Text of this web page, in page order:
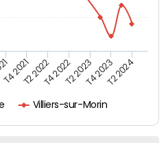
Villiers-sur-Morin
T4 2021T2 2022T4 2022T2 2023T4 2023T2 2024